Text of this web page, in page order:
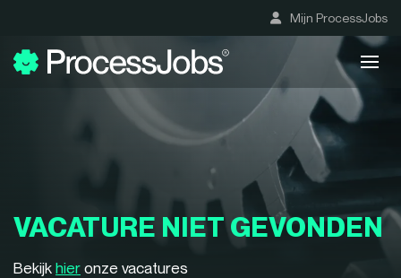
Mijn ProcessJobs
VACATURE NIET GEVONDEN
Bekijk hier onze vacatures